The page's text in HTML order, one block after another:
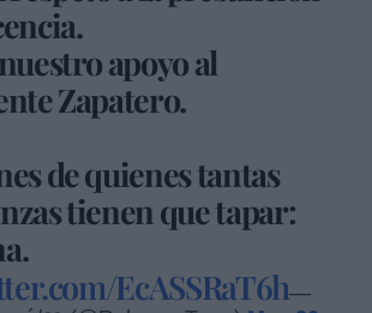
apoyo al
Zapatero.
de quienes tantas
tienen que tapar:
EcASSRaT6h—